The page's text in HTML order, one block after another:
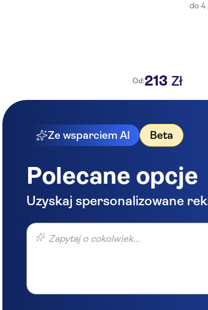
Od:213 Zł
do 4
Ze wsparciem AI Beta
Polecane opcje
Uzyskaj spersonalizowane
Zapytaj o cokolwiek...